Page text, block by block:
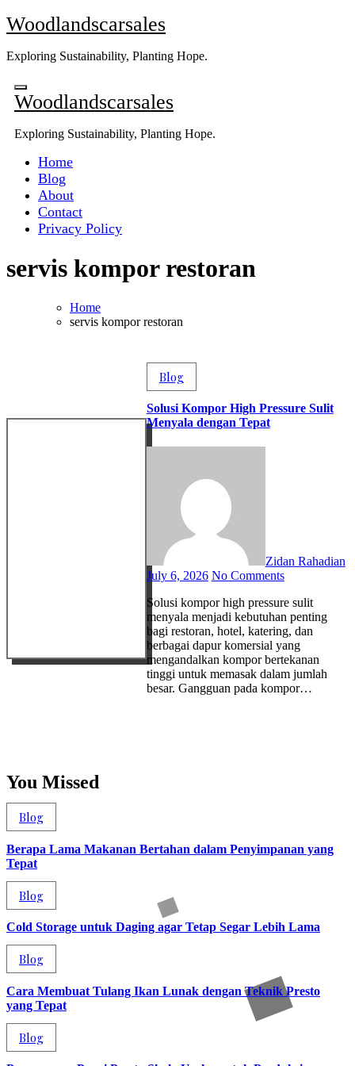
Skip
to
Woodlandscarsales
Exploring Sustainability, Planting Hope.
Woodlandscarsales
Exploring Sustainability, Planting Hope.
Home
Blog
About
Contact
Privacy Policy
servis kompor restoran
Home
servis kompor restoran
Blog
Solusi Kompor High Pressure Sulit
Menyala dengan Tepat
Zidan Rahadian
July 6, 2026 No Comments
Solusi kompor high pressure sulit
menyala menjadi kebutuhan penting
bagi restoran, hotel, katering, dan
berbagai dapur komersial yang
mengandalkan kompor bertekanan
tinggi untuk memasak dalam jumlah
besar. Gangguan pada kompor…
You Missed
Blog
Berapa Lama Makanan Bertahan dalam Penyimpanan yang
Tepat
Blog
Cold Storage untuk Daging agar Tetap Segar Lebih Lama
Blog
Cara Membuat Tulang Ikan Lunak dengan Teknik Presto
yang Tepat
Blog